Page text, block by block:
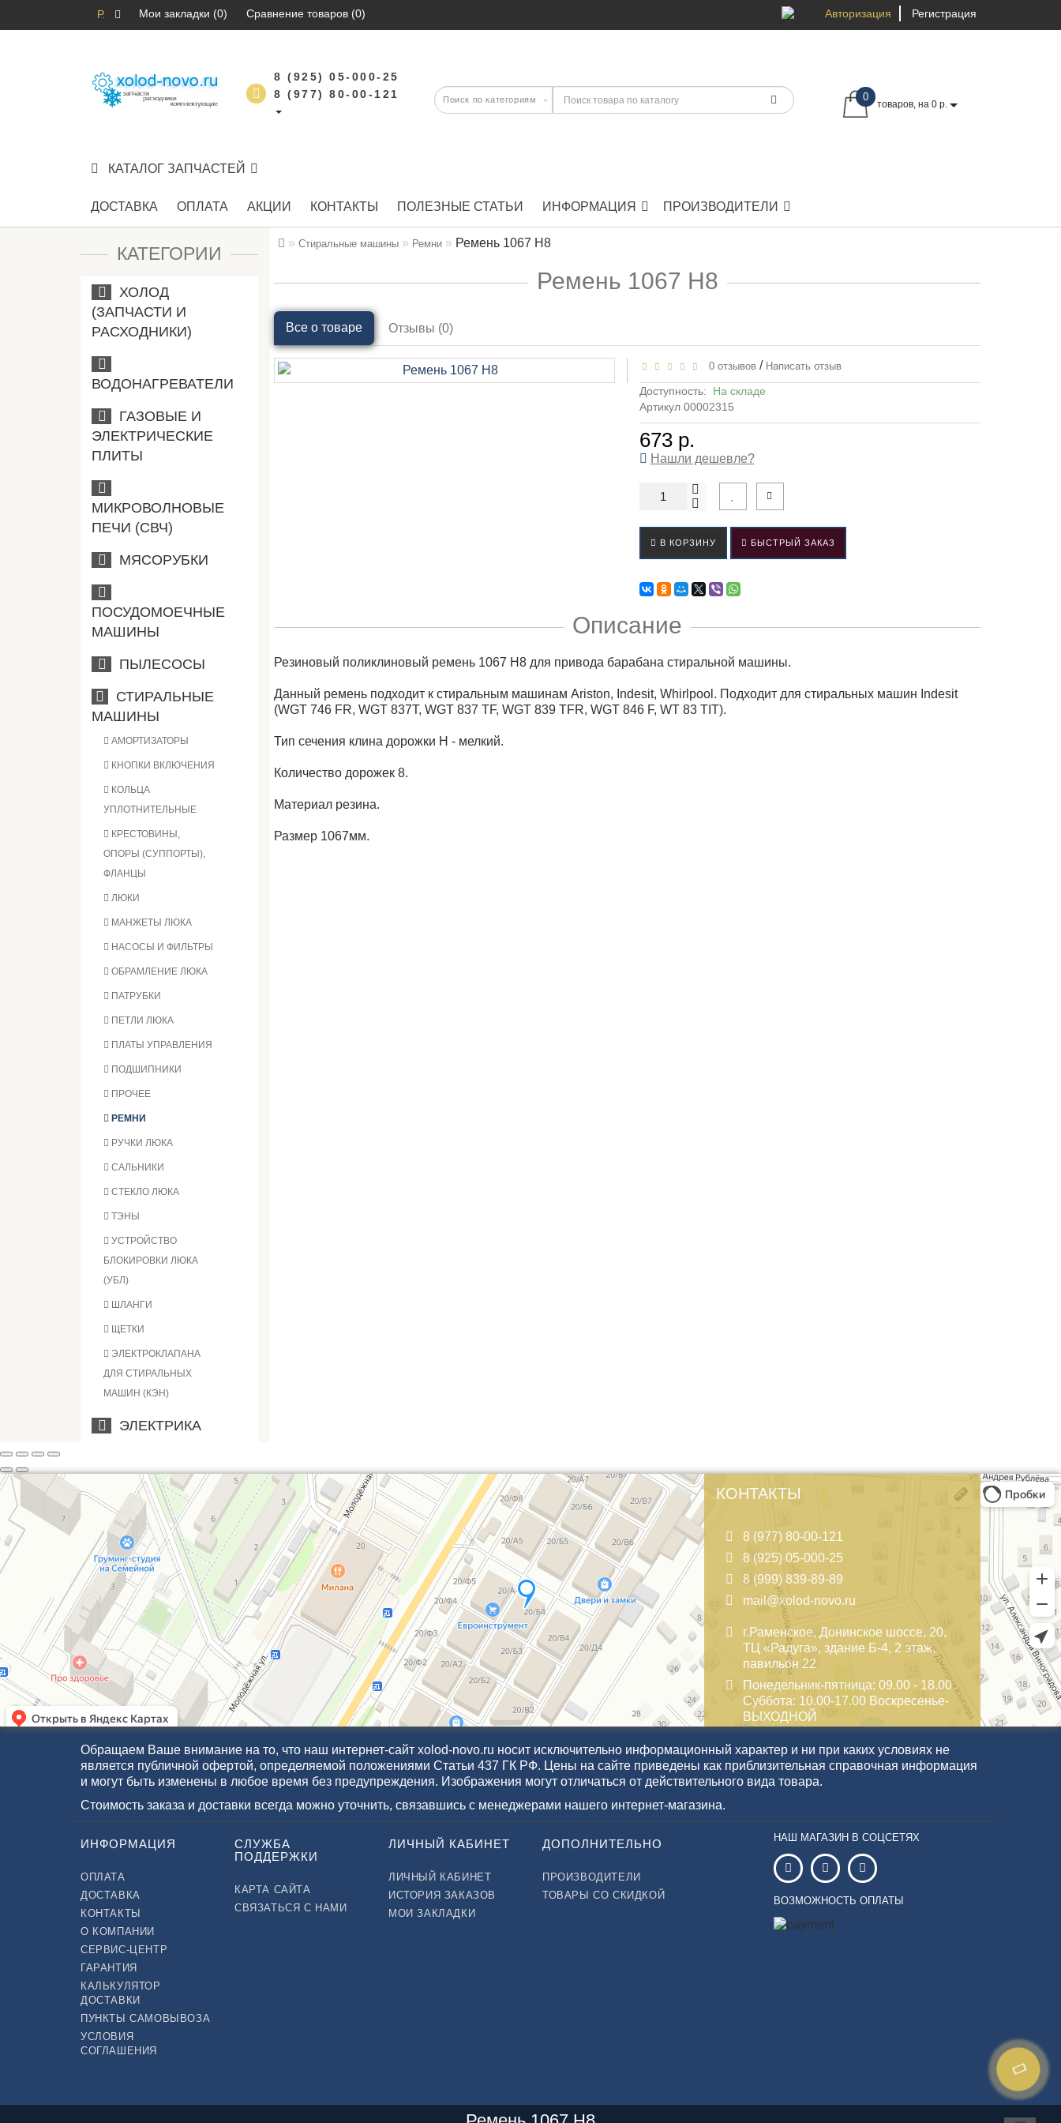
Р. Мои закладки (0) Сравнение товаров (0) Авторизация Регистрация
8 (925) 05-000-25
8 (977) 80-00-121
0
товаров, на 0 р.
КАТАЛОГ ЗАПЧАСТЕЙ
ДОСТАВКА ОПЛАТА АКЦИИ КОНТАКТЫ ПОЛЕЗНЫЕ СТАТЬИ ИНФОРМАЦИЯ ПРОИЗВОДИТЕЛИ
КАТЕГОРИИ
ХОЛОД
(ЗАПЧАСТИ И
РАСХОДНИКИ)
ВОДОНАГРЕВАТЕЛИ
ГАЗОВЫЕ И
ЭЛЕКТРИЧЕСКИЕ
ПЛИТЫ
МИКРОВОЛНОВЫЕ
ПЕЧИ (СВЧ)
МЯСОРУБКИ
ПОСУДОМОЕЧНЫЕ
МАШИНЫ
ПЫЛЕСОСЫ
СТИРАЛЬНЫЕ
МАШИНЫ
АМОРТИЗАТОРЫ
КНОПКИ ВКЛЮЧЕНИЯ
КОЛЬЦА
УПЛОТНИТЕЛЬНЫЕ
КРЕСТОВИНЫ,
ОПОРЫ (СУППОРТЫ),
ФЛАНЦЫ
ЛЮКИ
МАНЖЕТЫ ЛЮКА
НАСОСЫ И ФИЛЬТРЫ
ОБРАМЛЕНИЕ ЛЮКА
ПАТРУБКИ
ПЕТЛИ ЛЮКА
ПЛАТЫ УПРАВЛЕНИЯ
ПОДШИПНИКИ
ПРОЧЕЕ
РЕМНИ
РУЧКИ ЛЮКА
САЛЬНИКИ
СТЕКЛО ЛЮКА
ТЭНЫ
УСТРОЙСТВО
БЛОКИРОВКИ ЛЮКА
(УБЛ)
ШЛАНГИ
ЩЕТКИ
ЭЛЕКТРОКЛАПАНА
ДЛЯ СТИРАЛЬНЫХ
МАШИН (КЭН)
ЭЛЕКТРИКА
Стиральные машины Ремни Ремень 1067 H8
Ремень 1067 H8
Все о товаре Отзывы (0)
0 отзывов / Написать отзыв
Доступность: На складе
Артикул 00002315
673 р.
Нашли дешевле?
В КОРЗИНУ БЫСТРЫЙ ЗАКАЗ
Описание
Резиновый поликлиновый ремень 1067 H8 для привода барабана стиральной машины.
Данный ремень подходит к стиральным машинам Ariston, Indesit, Whirlpool. Подходит для стиральных машин Indesit
(WGT 746 FR, WGT 837T, WGT 837 TF, WGT 839 TFR, WGT 846 F, WT 83 TIT).
Тип сечения клина дорожки H - мелкий.
Количество дорожек 8.
Материал резина.
Размер 1067мм.
КОНТАКТЫ
8 (977) 80-00-121
8 (925) 05-000-25
8 (999) 839-89-89
mail@xolod-novo.ru
г.Раменское, Донинское шоссе, 20,
ТЦ «Радуга», здание Б-4, 2 этаж,
павильон 22
Понедельник-пятница: 09.00 - 18.00
Суббота: 10.00-17.00 Воскресенье-
ВЫХОДНОЙ
Обращаем Ваше внимание на то, что наш интернет-сайт xolod-novo.ru носит исключительно информационный характер и ни при каких условиях не
является публичной офертой, определяемой положениями Статьи 437 ГК РФ. Цены на сайте приведены как приблизительная справочная информация
и могут быть изменены в любое время без предупреждения. Изображения могут отличаться от действительного вида товара.
Стоимость заказа и доставки всегда можно уточнить, связавшись с менеджерами нашего интернет-магазина.
ИНФОРМАЦИЯ
ОПЛАТА
ДОСТАВКА
КОНТАКТЫ
О КОМПАНИИ
СЕРВИС-ЦЕНТР
ГАРАНТИЯ
КАЛЬКУЛЯТОР
ДОСТАВКИ
ПУНКТЫ САМОВЫВОЗА
УСЛОВИЯ
СОГЛАШЕНИЯ
СЛУЖБА
ПОДДЕРЖКИ
КАРТА САЙТА
СВЯЗАТЬСЯ С НАМИ
ЛИЧНЫЙ КАБИНЕТ
ЛИЧНЫЙ КАБИНЕТ
ИСТОРИЯ ЗАКАЗОВ
МОИ ЗАКЛАДКИ
ДОПОЛНИТЕЛЬНО
ПРОИЗВОДИТЕЛИ
ТОВАРЫ СО СКИДКОЙ
НАШ МАГАЗИН В СОЦСЕТЯХ
ВОЗМОЖНОСТЬ ОПЛАТЫ